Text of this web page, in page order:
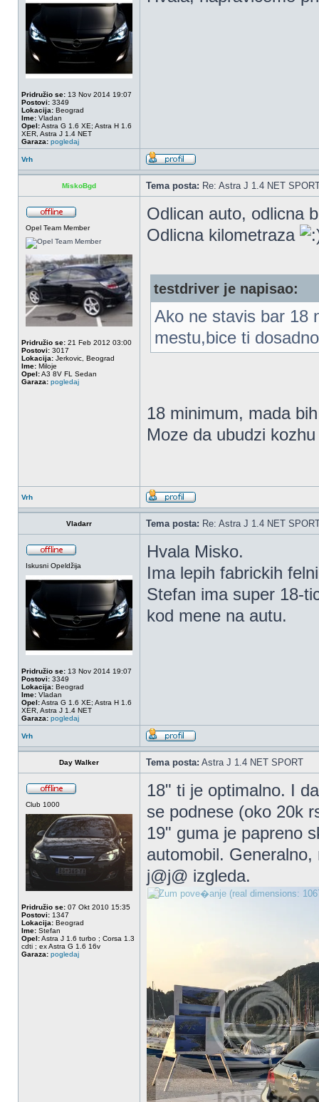
Pridružio se: 13 Nov 2014 19:07
Postovi: 3349
Lokacija: Beograd
Ime: Vladan
Opel:Astra G 1.6 XE; Astra H 1.6
XER, Astra J 1.4 NET
Garaza: pogledaj
Vrh
MiskoBgd Tema posta: Re: Astra J 1.4 NET
Opel Team Member
Pridružio se: 21 Feb 2012 03:00
Postovi: 3017
Lokacija: Jerkovic, Beograd
Ime: Miloje
Opel:A3 8V FL Sedan
Garaza: pogledaj
Odlican auto, odlicna
Odlicna kilometraza
testdriver je napisao:
Ako ne stavis bar 18
mestu,bice ti
18 minimum, mada
Moze da ubudzi
Vrh
Vladarr Tema posta: Re: Astra J 1.4 NET
Iskusni Opeldžija
Pridružio se: 13 Nov 2014 19:07
Postovi: 3349
Lokacija: Beograd
Ime: Vladan
Opel:Astra G 1.6 XE; Astra H 1.6
XER, Astra J 1.4 NET
Garaza: pogledaj
Hvala Misko.
Ima lepih fabrickih
Stefan ima super 18-
kod mene na autu.
Vrh
Day Walker Tema posta: Astra J 1.4 NET SPORT
Club 1000
Pridružio se: 07 Okt 2010 15:35
Postovi: 1347
Lokacija: Beograd
Ime: Stefan
Opel:Astra J 1.6 turbo ; Corsa 1.3
cdti ; ex Astra G 1.6 16v
Garaza: pogledaj
18" ti je optimalno. I
se podnese (oko 20k
19" guma je papreno
automobil.
j@j@ izgleda.